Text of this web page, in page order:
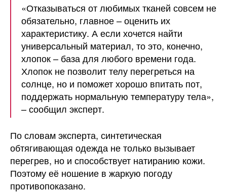
«Отказываться от любимых тканей совсем не
обязательно, главное – оценить их
характеристику. А если хочется найти
универсальный материал, то это, конечно,
хлопок – база для любого времени года.
Хлопок не позволит телу перегреться на
солнце, но и поможет хорошо впитать пот,
поддержать нормальную температуру тела»,
– сообщил эксперт.
По словам эксперта, синтетическая
обтягивающая одежда не только вызывает
перегрев, но и способствует натиранию кожи.
Поэтому её ношение в жаркую погоду
противопоказано.